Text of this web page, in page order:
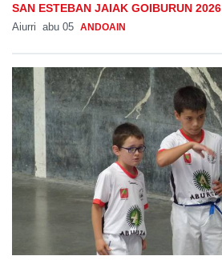
SAN ESTEBAN JAIAK GOIBURUN 2026
Aiurri abu 05 ANDOAIN